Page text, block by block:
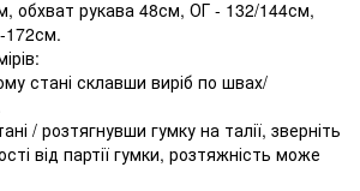
обхват рукава 48см, ОГ - 132/144см,
172см.
стані склавши виріб по швах/
/ розтягнувши гумку на талії, зверніть
від партії гумки, розтяжність може